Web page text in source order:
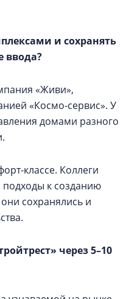
и сохранять
ввода?
«Живи»,
«Космо-сервис». У
домами разного
классе. Коллеги
к созданию
сохранялись и
через 5–10